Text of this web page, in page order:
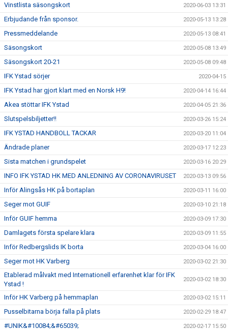
Vinstlista säsongskort 2020-06-03 13:31
Erbjudande från sponsor. 2020-05-13 13:28
Pressmeddelande 2020-05-13 08:41
Säsongskort 2020-05-08 13:49
Säsongskort 20-21 2020-05-08 09:48
IFK Ystad sörjer 2020-04-15
IFK Ystad har gjort klart med en Norsk H9! 2020-04-14 16:44
Akea stöttar IFK Ystad 2020-04-05 21:36
Slutspelsbiljetter!! 2020-03-26 15:24
IFK YSTAD HANDBOLL TACKAR 2020-03-20 11:04
Ändrade planer 2020-03-17 12:23
Sista matchen i grundspelet 2020-03-16 20:29
INFO IFK YSTAD HK MED ANLEDNING AV CORONAVIRUSET 2020-03-13 09:56
Inför Alingsås HK på bortaplan 2020-03-11 16:00
Seger mot GUIF 2020-03-10 21:18
Inför GUIF hemma 2020-03-09 17:30
Damlagets första spelare klara 2020-03-09 11:55
Inför Redbergslids IK borta 2020-03-04 16:00
Seger mot HK Varberg 2020-03-02 21:30
Etablerad målvakt med Internationell erfarenhet klar för IFK
Ystad !
2020-03-02 18:30
Inför HK Varberg på hemmaplan 2020-03-02 15:11
Pusselbitarna börja falla på plats 2020-02-29 18:47
#UNIK&#10084;&#65039; 2020-02-17 15:50